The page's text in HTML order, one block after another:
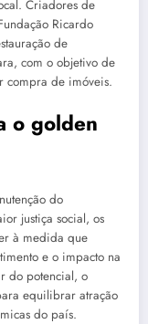
Criadores de
Ricardo
de
com o objetivo de
compra de imóveis.
o golden
do
justiça social, os
à medida que
e o impacto na
do potencial, o
equilibrar atração
do país.